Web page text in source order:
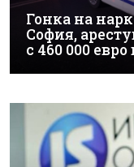
Гонка на
София,
с 460 000 евро